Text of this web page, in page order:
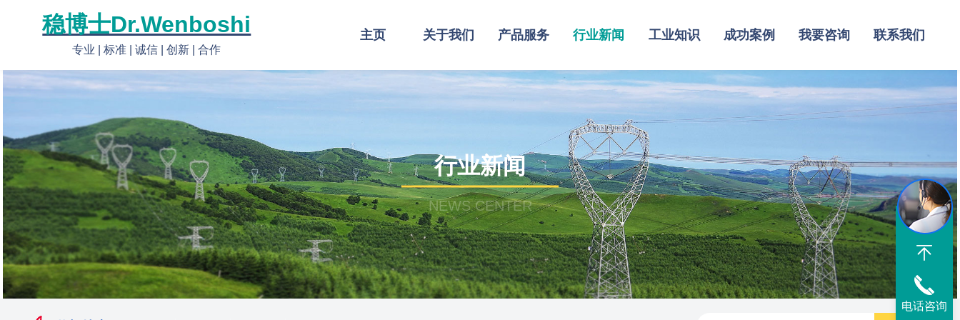
稳博士Dr.Wenboshi
专业 | 标准 | 诚信 | 创新 | 合作
主页 关于我们 产品服务 行业新闻 工业知识 成功案例 我要咨询 联系我们
行业新闻
NEWS CENTER
电话咨询